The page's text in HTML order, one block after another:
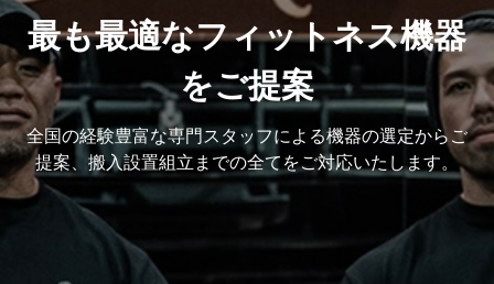
最も最適なフィットネス機器
をご提案
全国の経験豊富な専門スタッフによる機器の選定からご
提案、搬入設置組立までの全てをご対応いたします。